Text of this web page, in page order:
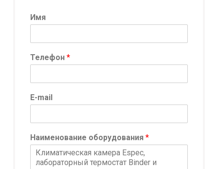
Имя
И
м
Т
л
ф
н
Телефон *
E-mail
Наименование оборудования *